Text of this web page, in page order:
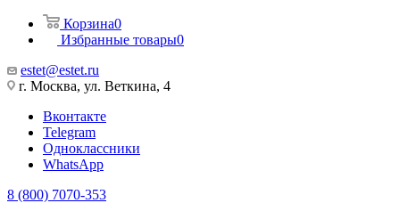
Корзина0
Избранные товары0
estet@estet.ru
г. Москва, ул. Веткина, 4
Вконтакте
Telegram
Одноклассники
WhatsApp
8 (800) 7070-353